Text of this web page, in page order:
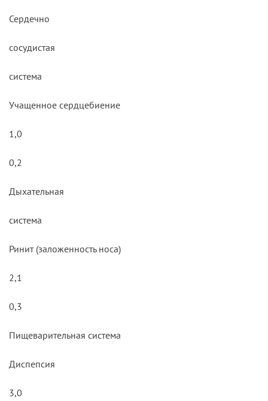
Сердечно­
сосудистая
система
Учащенное сердцебиение
1,0
0,2
Дыхательная
система
Ринит (заложенность носа)
2,1
0,3
Пищеваритель­ная система
Диспепсия
3,0